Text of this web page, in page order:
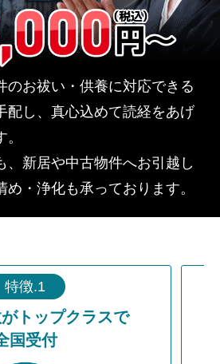
のお祓い・供養に対応できる
配し、真心込めて読経をあげ
、新居や中古物件へお引越し
・浄化も承っております。
特徴.1
トップクラスで
国受付